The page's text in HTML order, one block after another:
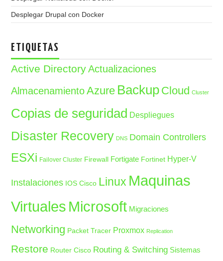
Desplegar Drupal con Docker
ETIQUETAS
Active Directory Actualizaciones
Almacenamiento Azure Backup Cloud Cluster
Copias de seguridad Despliegues
Disaster Recovery DNS Domain Controllers
ESXi Failover Cluster Firewall Fortigate Fortinet Hyper-V
Instalaciones IOS Cisco Linux Maquinas
Virtuales Microsoft Migraciones
Networking Packet Tracer Proxmox Replication
Restore Router Cisco Routing & Switching Sistemas